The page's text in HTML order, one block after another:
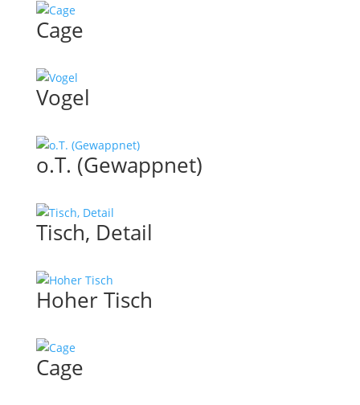
Cage
Vogel
o.T. (Gewappnet)
Tisch, Detail
Hoher Tisch
Cage